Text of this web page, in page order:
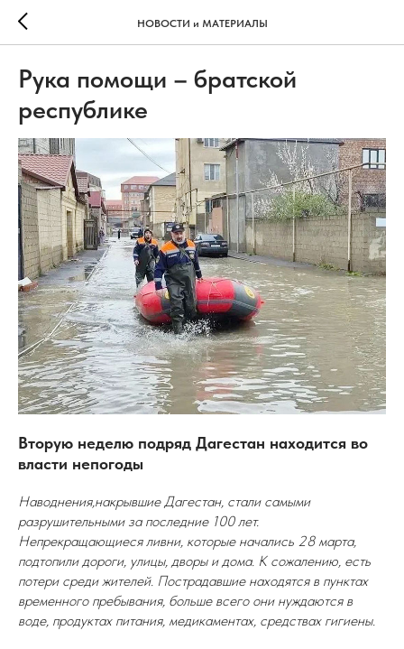
НОВОСТИ и МАТЕРИАЛЫ
Рука помощи – братской
республике
Вторую неделю подряд Дагестан находится во
власти непогоды
Наводнения,накрывшие Дагестан, стали самыми
разрушительными за последние 100 лет.
Непрекращающиеся ливни, которые начались 28 марта,
подтопили дороги, улицы, дворы и дома. К сожалению, есть
потери среди жителей. Пострадавшие находятся в пунктах
временного пребывания, больше всего они нуждаются в
воде, продуктах питания, медикаментах, средствах гигиены.